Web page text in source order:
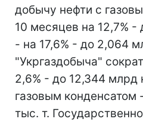
добычу нефти с
10 месяцев на 12,7% -
- на 17,6% - до 2,064
"Укргаздобыча"
2,6% - до 12,344 млрд
газовым конденсатом
тыс. т.